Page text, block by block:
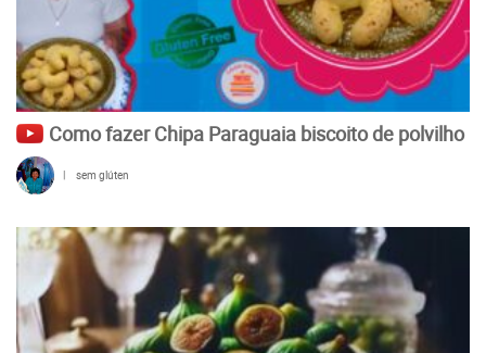
Como fazer Chipa Paraguaia biscoito de polvilho
| sem glúten